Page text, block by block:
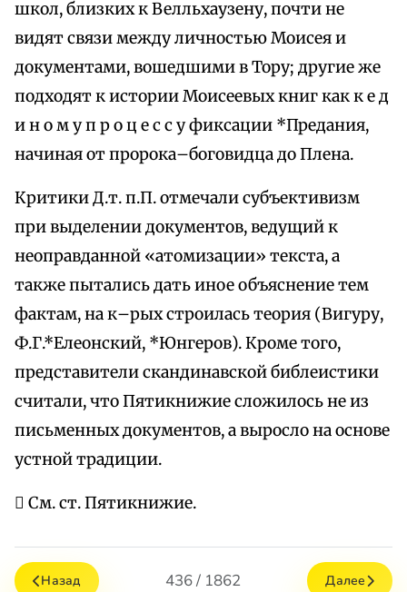
школ, близких к Велльхаузену, почти не
видят связи между личностью Моисея и
документами, вошедшими в Тору; другие же
подходят к истории Моисеевых книг как к е д
и н о м у п р о ц е с с у фиксации *Предания,
начиная от пророка–боговидца до Плена.
Критики Д.т. п.П. отмечали субъективизм
при выделении документов, ведущий к
неоправданной «атомизации» текста, а
также пытались дать иное объяснение тем
фактам, на к–рых строилась теория (Вигуру,
Ф.Г.*Елеонский, *Юнгеров). Кроме того,
представители скандинавской библеистики
считали, что Пятикнижие сложилось не из
письменных документов, а выросло на основе
устной традиции.
 См. ст. Пятикнижие.
Назад 436 / 1862 Далее